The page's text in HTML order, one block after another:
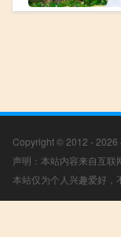
Copyright © 2012 - 2026
声明：本站内容来自互
本站仅为个人兴趣爱好，